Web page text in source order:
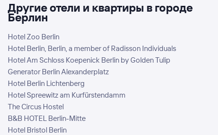
Другие отели и квартиры в городе
Берлин
Hotel Zoo Berlin
Hotel Berlin, Berlin, a member of Radisson Individuals
Hotel Am Schloss Koepenick Berlin by Golden Tulip
Generator Berlin Alexanderplatz
Hotel Berlin Lichtenberg
Hotel Spreewitz am Kurfürstendamm
The Circus Hostel
B&B HOTEL Berlin-Mitte
Hotel Bristol Berlin